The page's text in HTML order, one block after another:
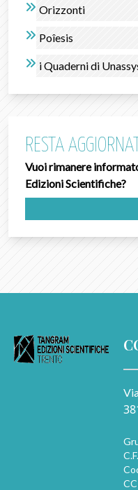
Orizzonti
Poîesis
i Quaderni di
RESTA
Vuoi rimanere
Edizioni Scientifiche?